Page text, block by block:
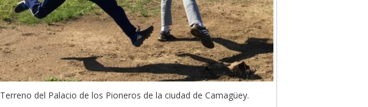
Terreno del Palacio de los Pioneros de la ciudad de Camagüey.